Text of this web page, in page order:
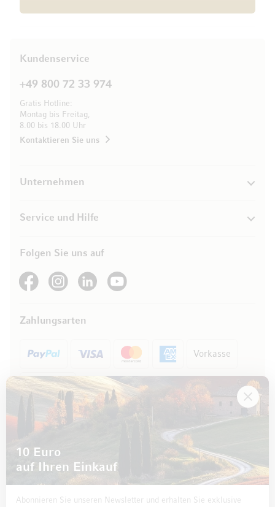
Kundenservice
+49 800 72 33 974
Gratis Hotline:
Montag bis Freitag,
8.00 bis 18.00 Uhr
Kontaktieren Sie uns
Unternehmen
Service und Hilfe
Folgen Sie uns auf
See our FacebookSee our Instagram account
See our LinkedInSee our YouTube channel
Zahlungsarten
Vorkasse
Rechnung
10 Euro
auf Ihren Einkauf
Abonnieren Sie unseren Newsletter und erhalten Sie exklusive